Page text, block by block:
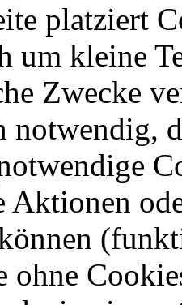
platziert
um kleine
Zwecke
notwendig,
Aktionen
ohne